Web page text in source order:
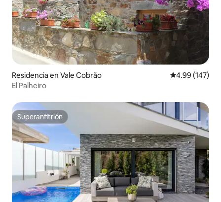
Residencia en Vale Cobrão Calificación
4.99 (147)
El Palheiro
Superanfitrión
Superanfitrión